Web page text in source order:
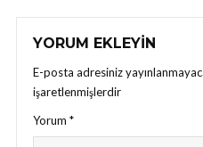
YORUM EKLEYIN
E-posta adresiniz
işaretlenmişlerdir
Yorum *